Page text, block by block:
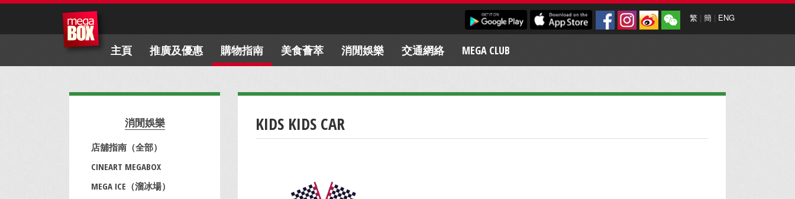
繁 | 簡 | ENG
主頁 推廣及優惠 購物指南 美食薈萃 消閒娛樂 交通網絡 MEGA CLUB
消閒娛樂
店舖指南（全部）
CINEART MEGABOX
MEGA ICE（溜冰場）
KIDS KIDS CAR